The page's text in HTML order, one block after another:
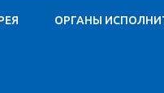
ОРГАНЫ